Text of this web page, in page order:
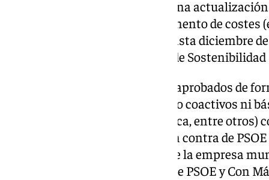
Además, el cambio conllevará una
congelación en los que el incremento de
un 31,5% desde enero de 2012 hasta diciembre
sociedad dependiente del Área de
En la sesión, también han sido aprobados de
por las actividades y servicios no coactivos ni
(traslados, urnas o tanatoestética, entre otros)
abstención de Vox y los votos en contra de
modificación de los estatutos de la empresa
de PP y Vox y las abstenciones de PSOE y Con